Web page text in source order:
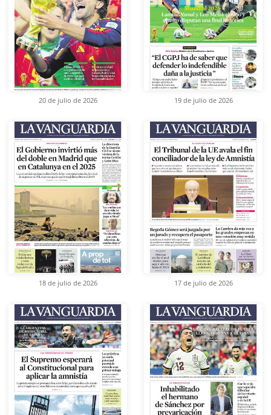
20 de julio de 2026 19 de julio de 2026
18 de julio de 2026 17 de julio de 2026